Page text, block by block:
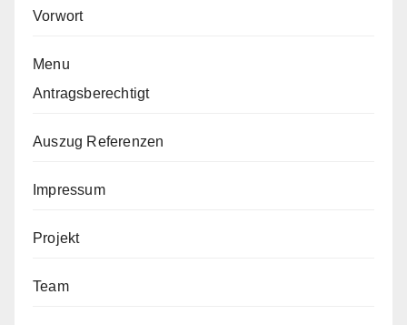
Vorwort
Menu
Antragsberechtigt
Auszug Referenzen
Impressum
Projekt
Team